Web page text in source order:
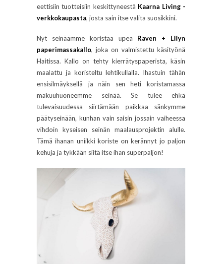
eettisiin tuotteisiin keskittyneestä Kaarna Living -
verkkokaupasta, josta sain itse valita suosikkini.
Nyt seinäämme koristaa upea Raven + Lilyn
paperimassakallo, joka on valmistettu käsityönä
Haitissa. Kallo on tehty kierrätyspaperista, käsin
maalattu ja koristeltu lehtikullalla. Ihastuin tähän
ensisilmäyksellä ja näin sen heti koristamassa
makuuhuoneemme seinää. Se tulee ehkä
tulevaisuudessa siirtämään paikkaa sänkymme
päätyseinään, kunhan vain saisin jossain vaiheessa
vihdoin kyseisen seinän maalausprojektin alulle.
Tämä ihanan uniikki koriste on kerännyt jo paljon
kehuja ja tykkään siitä itse ihan superpaljon!